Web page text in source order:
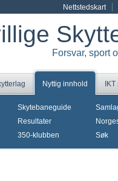
Nettstedskart
Forsvar, sport
Nyttig innhold
Skytebaneguide
Resultater
350-klubben
Søk